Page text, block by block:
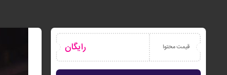
قیمت محتوا رایگان